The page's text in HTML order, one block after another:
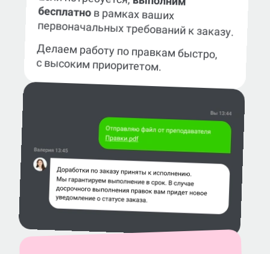
бесплатнов рамках ваших
первоначальных требований к заказу.
Делаем работу по правкам быстро,
с высоким приоритетом.